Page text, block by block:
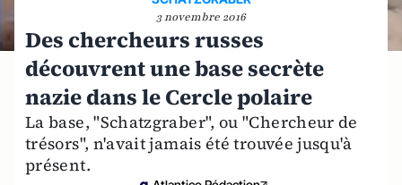
3 novembre 2016
Des chercheurs russes
découvrent une base secrète
nazie dans le Cercle polaire
La base, "Schatzgraber", ou "Chercheur de
trésors", n'avait jamais été trouvée jusqu'à
présent.